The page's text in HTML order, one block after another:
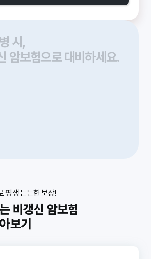
,
보험으로 대비하세요.
평생 든든한 보장!
비갱신 암보험
보기